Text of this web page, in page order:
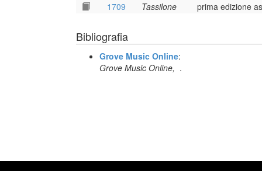
1709
Tassilone prima edizione
Bibliografia
Grove Music Online:
Grove Music Online, .